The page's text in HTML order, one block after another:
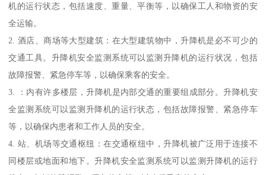
机的运行状态，包括速度、重量、平衡等，以确保工人和物资的安
全运输。
2. 酒店、商场等大型建筑：在大型建筑物中，升降机是必不可少的
交通工具。升降机安全监测系统可以监测升降机的运行状况，包括
故障报警、紧急停车等，以确保乘客的安全。
3. ：内有许多楼层，升降机是内部交通的重要组成部分。升降机安
全监测系统可以监测升降机的运行状态，包括故障报警、紧急停车
等，以确保内患者和工作人员的安全。
4. 站、机场等交通枢纽：在交通枢纽中，升降机被广泛用于连接不
同楼层或地面和地下。升降机安全监测系统可以监测升降机的运行